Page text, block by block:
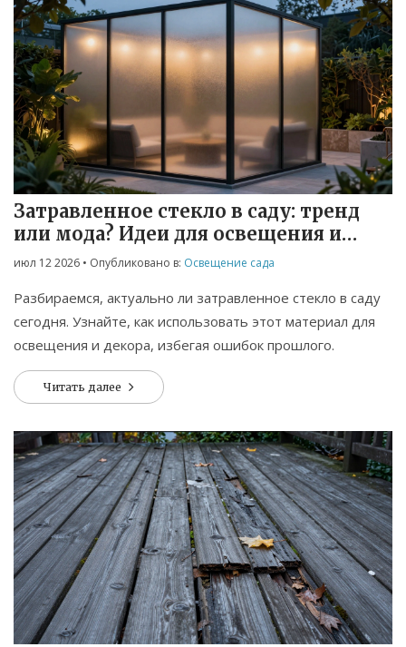
Затравленное стекло в саду: тренд
или мода? Идеи для освещения и
декора
июл 12 2026 • Опубликовано в: Освещение сада
Разбираемся, актуально ли затравленное стекло в саду
сегодня. Узнайте, как использовать этот материал для
освещения и декора, избегая ошибок прошлого.
Читать далее